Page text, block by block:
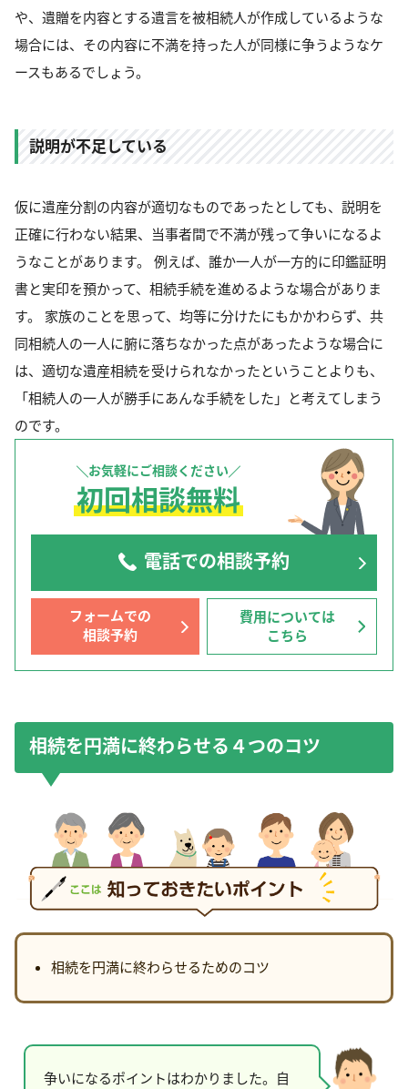
や、遺贈を内容とする遺言を被相続人が作成しているような
場合には、その内容に不満を持った人が同様に争うようなケ
ースもあるでしょう。
説明が不足している
仮に遺産分割の内容が適切なものであったとしても、説明を
正確に行わない結果、当事者間で不満が残って争いになるよ
うなことがあります。 例えば、誰か一人が一方的に印鑑証明
書と実印を預かって、相続手続を進めるような場合がありま
す。 家族のことを思って、均等に分けたにもかかわらず、共
同相続人の一人に腑に落ちなかった点があったような場合に
は、適切な遺産相続を受けられなかったということよりも、
「相続人の一人が勝手にあんな手続をした」と考えてしまう
のです。
お気軽にご相談ください
初回相談無料
電話での相談予約
フォームでの
相談予約
費用については
こちら
相続を円満に終わらせる４つのコツ
相続を円満に終わらせるためのコツ
争いになるポイントはわかりました。自